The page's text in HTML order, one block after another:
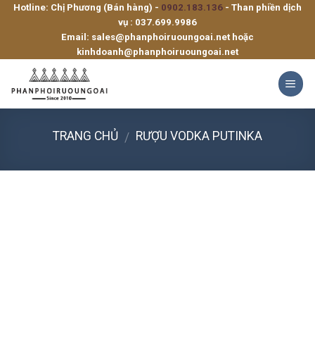
SkipHotline: Chị Phương (Bán hàng) - 0902.183.136 - Than phiền dịch
vụ : 037.699.9986
Email: sales@phanphoiruoungoai.net hoặc
kinhdoanh@phanphoiruoungoai.net
TRANG CHỦ / RƯỢU VODKA PUTINKA